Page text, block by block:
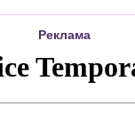
Реклама